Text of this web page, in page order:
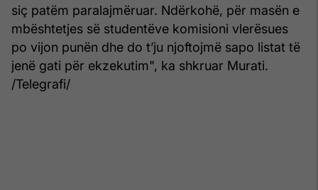
siç patëm paralajmëruar. Ndërkohë, për masën e
mbështetjes së studentëve komisioni vlerësues
po vijon punën dhe do t’ju njoftojmë sapo listat të
jenë gati për ekzekutim", ka shkruar Murati.
/Telegrafi/